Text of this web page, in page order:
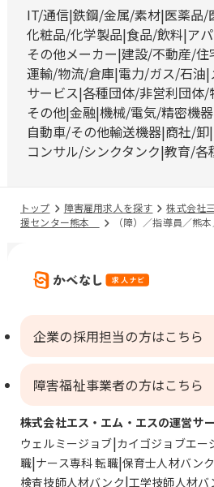
IT/通信 鉄鋼/金属/素材 医薬品/
化粧品/化学製品 食品/飲料 ア
その他メーカー 建設/不動産/住
運輸/物流/倉庫 電力/ガス/石油
サービス 各種団体/非営利団体/
その他 金融 機械/電気/精密機器
自動車/その他輸送機器 商社/卸
コンサル/シンクタンク 教育/各
トップ 障害雇用求人を探す
株式会社
援センター熊本
（障）／指導員／熊
企業の採用担当の方はこちら
障害福祉事業者の方はこちら
株式会社エス・エム・エスの運営サ
ウェルミージョブ カイゴジョブエー
職 ナース専科 転職 保育士人材バンク
検査技師人材バンク 工学技師人材バ